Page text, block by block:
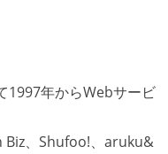
1997年からWebサービ
Biz、Shufoo!、aruku&